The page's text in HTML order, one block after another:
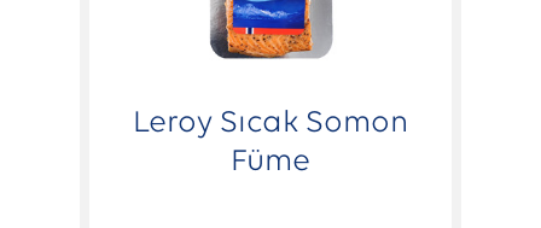
Leroy Sıcak Somon
Füme